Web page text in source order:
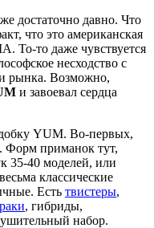
достаточно давно. Что
что это американская
То-то даже чувствуется
несходство с
рынка. Возможно,
и завоевал сердца
YUM. Во-первых,
Форм приманок тут,
35-40 моделей, или
классические
Есть твистеры,
раки, гибриды,
набор.